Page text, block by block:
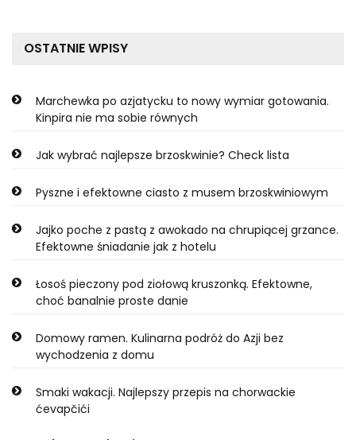
OSTATNIE WPISY
Marchewka po azjatycku to nowy wymiar gotowania.
Kinpira nie ma sobie równych
Jak wybrać najlepsze brzoskwinie? Check lista
Pyszne i efektowne ciasto z musem brzoskwiniowym
Jajko poche z pastą z awokado na chrupiącej grzance.
Efektowne śniadanie jak z hotelu
Łosoś pieczony pod ziołową kruszonką. Efektowne,
choć banalnie proste danie
Domowy ramen. Kulinarna podróż do Azji bez
wychodzenia z domu
Smaki wakacji. Najlepszy przepis na chorwackie
ćevapčići